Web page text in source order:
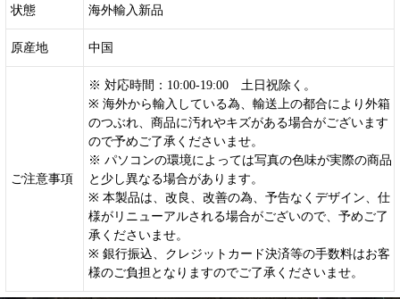
状態 海外輸入新品
原産地 中国
ご注意事項
※ 対応時間：10:00-19:00 土日祝除く。
※ 海外から輸入している為、輸送上の都合により外箱
のつぶれ、商品に汚れやキズがある場合がございます
ので予めご了承くださいませ。
※ パソコンの環境によっては写真の色味が実際の商品
と少し異なる場合があります。
※ 本製品は、改良、改善の為、予告なくデザイン、仕
様がリニューアルされる場合がございので、予めご了
承くださいませ。
※ 銀行振込、クレジットカード決済等の手数料はお客
様のご負担となりますのでご了承くださいませ。